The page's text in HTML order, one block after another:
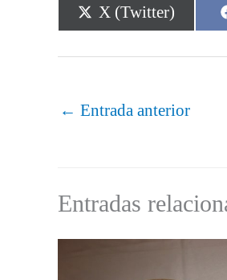
Compartir
en
X (Twitter)
← Entrada anterior
Entradas